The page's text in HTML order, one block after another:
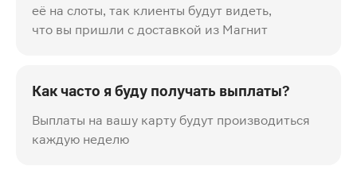
её на слоты, так клиенты будут видеть,
что вы пришли с доставкой из Магнит
Как часто я буду получать выплаты?
Выплаты на вашу карту будут производиться
каждую неделю